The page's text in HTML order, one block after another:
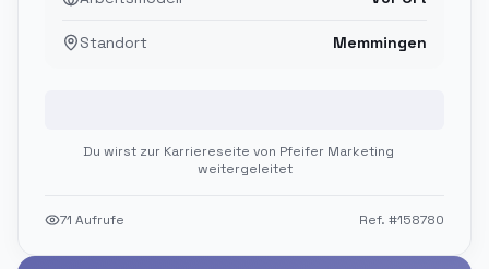
Standort Memmingen
Du wirst zur Karriereseite von Pfeifer Marketing
weitergeleitet
71 Aufrufe Ref. #158780